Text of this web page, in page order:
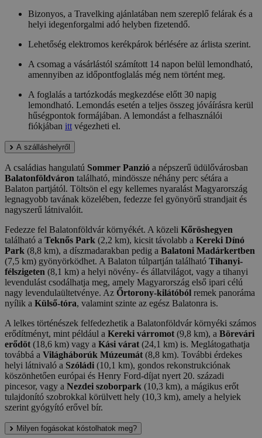
Bizonyos, a Travelking ajánlatában nem szereplő felárak és a
helyi idegenforgalmi adó helyben fizetendő.
Lehetőség elektromos kerékpárok bérlésére az árlista szerint.
A csomag a vásárlástól számított 14 napon belül lemondható,
amennyiben az időpontfoglalás még nem történt meg.
A foglalás a tartózkodás megkezdése előtt 30 napig
lemondható. Lemondás esetén a teljes összeg jóváírásra kerül
hűségpontok formájában. A lemondást a felhasználói
fiókjában itt végezheti el.
A szálláshelyről
A családias hangulatú Sommer Panzió a népszerű üdülővárosban
Balatonföldváron található, mindössze néhány perc sétára a
Balaton partjától. Töltsön el egy kellemes nyaralást Magyarország
legnagyobb tavának közelében, fedezze fel gyönyörű strandjait és
nagyszerű látnivalóit.
Fedezze fel Balatonföldvár környékét. A közeli Kőröshegyen
található a Teknős Park (2,2 km), kicsit távolabb a Kereki Dínó
Park (8,8 km), a díszmadarakban pedig a Balatoni Madárkertben
(7,5 km) gyönyörködhet. A Balaton túlpartján található Tihanyi-
félszigeten (8,1 km) a helyi növény- és állatvilágot, vagy a tihanyi
levendulást csodálhatja meg, amely Magyarország első ipari célú
nagy levendulaültetvénye. Az Őrtorony-kilátóból remek panoráma
nyílik a Külső-tóra, valamint szinte az egész Balatonra is.
A lelkes történészek felfedezhetik a Balatonföldvár környéki számos
erődítményt, mint például a Kereki várromot (9,8 km), a Börevári
erődöt (18,6 km) vagy a Kási várat (24,1 km) is. Meglátogathatja
továbbá a Világháborúk Múzeumát (8,8 km). További érdekes
helyi látnivaló a Szóládi (10,1 km), gondos rekonstrukciónak
köszönhetően európai és Henry Ford-díjat nyert 20. századi
pincesor, vagy a Nezdei szoborpark (10,3 km), a mágikus erőt
tulajdonító szobrokkal körülvett hely (10,3 km), amely a helyiek
szerint gyógyító erővel bír.
Milyen fogásokat kóstolhatok meg?